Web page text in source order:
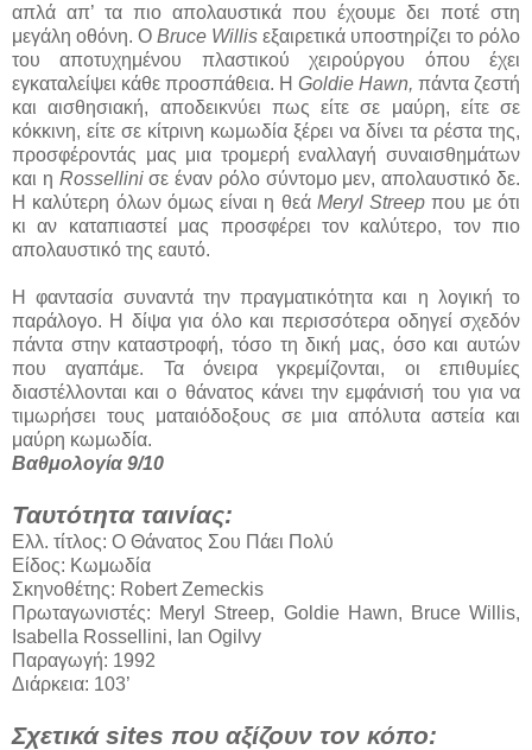
απλά απ’ τα πιο απολαυστικά που έχουμε δει ποτέ στη
μεγάλη οθόνη. Ο Bruce Willis εξαιρετικά υποστηρίζει το ρόλο
του αποτυχημένου πλαστικού χειρούργου όπου έχει
εγκαταλείψει κάθε προσπάθεια. Η Goldie Hawn, πάντα ζεστή
και αισθησιακή, αποδεικνύει πως είτε σε μαύρη, είτε σε
κόκκινη, είτε σε κίτρινη κωμωδία ξέρει να δίνει τα ρέστα της,
προσφέροντάς μας μια τρομερή εναλλαγή συναισθημάτων
και η Rosselliniσε έναν ρόλο σύντομο μεν, απολαυστικό δε.
Η καλύτερη όλων όμως είναι η θεά Meryl Streep που με ότι
κι αν καταπιαστεί μας προσφέρει τον καλύτερο, τον πιο
απολαυστικό της εαυτό.
Η φαντασία συναντά την πραγματικότητα και η λογική το
παράλογο. Η δίψα για όλο και περισσότερα οδηγεί σχεδόν
πάντα στην καταστροφή, τόσο τη δική μας, όσο και αυτών
που αγαπάμε. Τα όνειρα γκρεμίζονται, οι επιθυμίες
διαστέλλονται και ο θάνατος κάνει την εμφάνισή του για να
τιμωρήσει τους ματαιόδοξους σε μια απόλυτα αστεία και
μαύρη κωμωδία.
Βαθμολογία 9/10
Ταυτότητα ταινίας:
Ελλ. τίτλος: Ο Θάνατος Σου Πάει Πολύ
Είδος: Κωμωδία
Σκηνοθέτης: Robert Zemeckis
Πρωταγωνιστές: Meryl Streep, Goldie Hawn, Bruce Willis,
Isabella Rossellini, Ian Ogilvy
Παραγωγή: 1992
Διάρκεια: 103’
Σχετικά sites που αξίζουν τον κόπο: